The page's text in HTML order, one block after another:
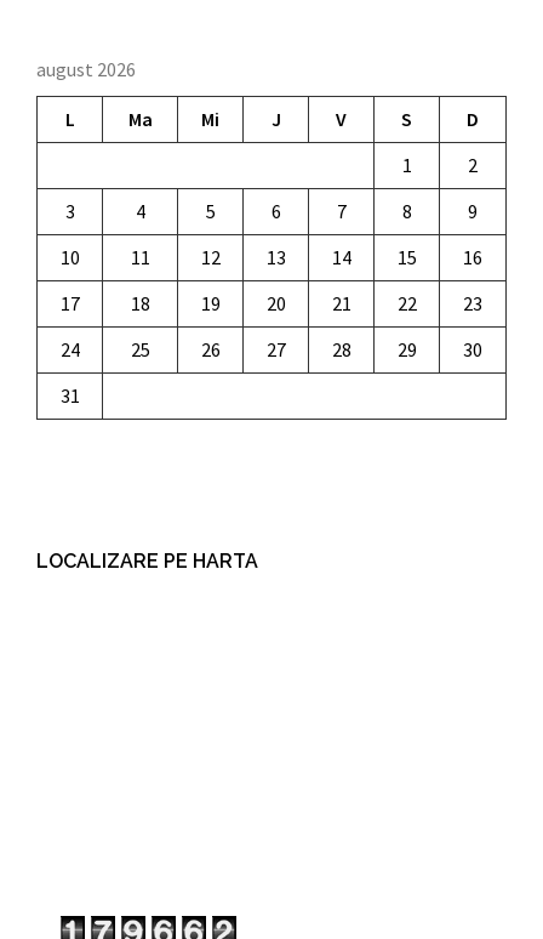
august 2026
L Ma Mi J V S
D
1
2
3
4 5 6 7 8
9
10
11 12 13 14 15
16
17
18 19 20 21 22
23
24
25 26 27 28 29
30
31
LOCALIZARE PE HARTA